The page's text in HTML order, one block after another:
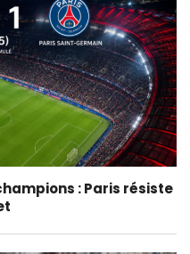
: Paris résiste